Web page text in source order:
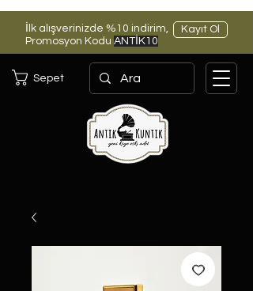
İlk alışverinizde %10 indirim,
Promosyon Kodu ANTİK10
Kayıt Ol
Sepet